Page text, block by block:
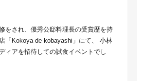
をされ、優秀公邸料理長の受賞歴を持
「Kokoya de kobayashi」にて、 小林
ィアを招待しての試食イベントでし